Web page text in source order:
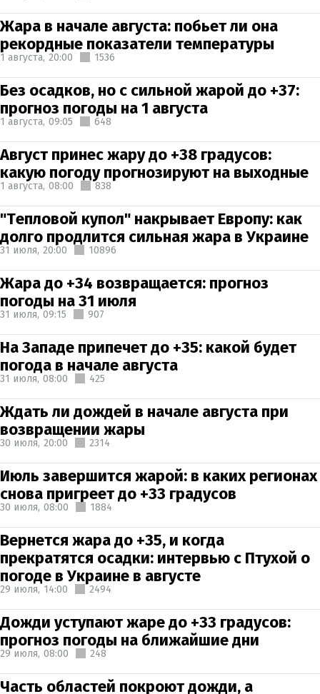
Жара в начале августа: побьет ли она
рекордные показатели температуры
1 августа, 20:00 1536
Без осадков, но с сильной жарой до +37:
прогноз погоды на 1 августа
1 августа, 09:05 648
Август принес жару до +38 градусов:
какую погоду прогнозируют на выходные
1 августа, 08:00 838
"Тепловой купол" накрывает Европу: как
долго продлится сильная жара в Украине
31 июля, 20:00 10896
Жара до +34 возвращается: прогноз
погоды на 31 июля
31 июля, 09:15 907
На Западе припечет до +35: какой будет
погода в начале августа
31 июля, 08:00 425
Ждать ли дождей в начале августа при
возвращении жары
30 июля, 20:00 2314
Июль завершится жарой: в каких регионах
снова пригреет до +33 градусов
30 июля, 08:00 1884
Вернется жара до +35, и когда
прекратятся осадки: интервью с Птухой о
погоде в Украине в августе
29 июля, 14:00 2494
Дожди уступают жаре до +33 градусов:
прогноз погоды на ближайшие дни
29 июля, 08:00 248
Часть областей покроют дожди, а